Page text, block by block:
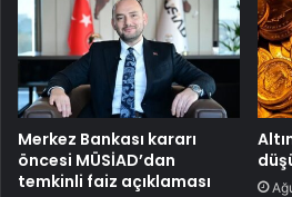
Merkez Bankası kararı
öncesi MÜSİAD’dan
temkinli faiz açıklaması